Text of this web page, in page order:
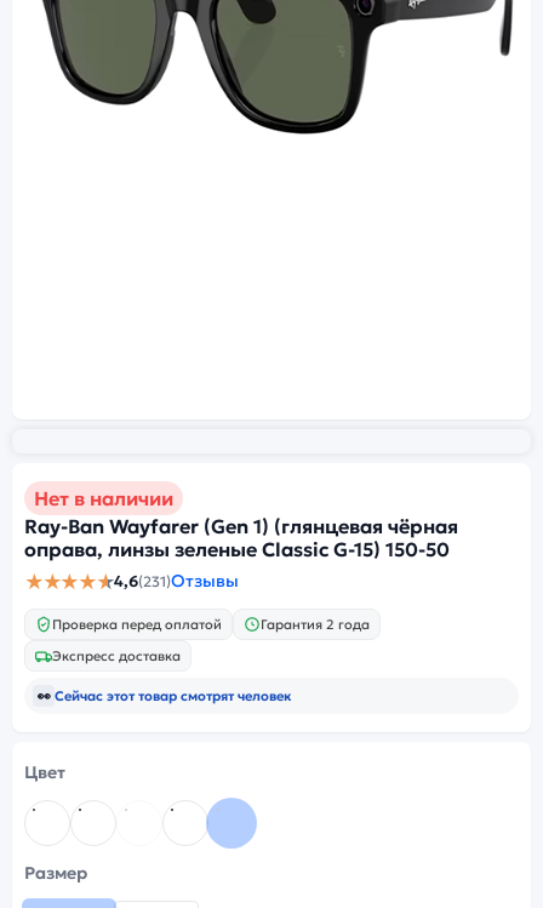
Нет в наличии
Ray-Ban Wayfarer (Gen 1) (глянцевая чёрная
оправа, линзы зеленые Classic G-15) 150-50
★★★★★4,6(231)Отзывы
Проверка перед оплатой
Гарантия 2 года
Экспресс доставка
👀 Сейчас этот товар смотрятчеловек
Цвет
Размер